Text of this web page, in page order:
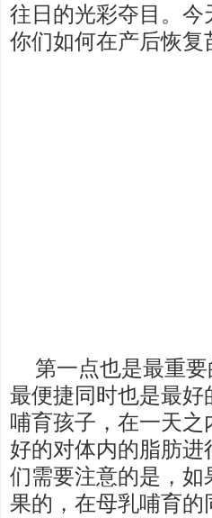
往日的光彩夺目。
你们如何在产后恢复
第一点也是最重
最便捷同时也是最
哺育孩子，在一天之
好的对体内的脂肪
们需要注意的是，
果的，在母乳哺育